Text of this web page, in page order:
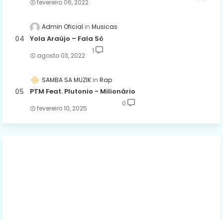
fevereiro 06, 2022
Admin Oficial Musicas
Yola Araújo – Fala Só
agosto 03, 2022
1
SAMBA SA MUZIK Rap
PTM Feat. Plutonio - Milionário
fevereiro 10, 2025
0